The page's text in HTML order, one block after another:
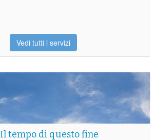
Vedi tutti i servizi
Il tempo di questo fine